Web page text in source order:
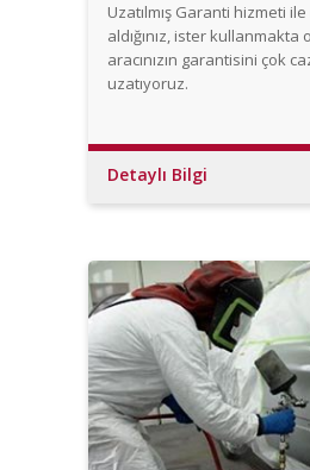
Uzatılmış Garanti hizmeti
aldığınız, ister kullanmakta
aracınızın garantisini çok
uzatıyoruz.
Detaylı Bilgi